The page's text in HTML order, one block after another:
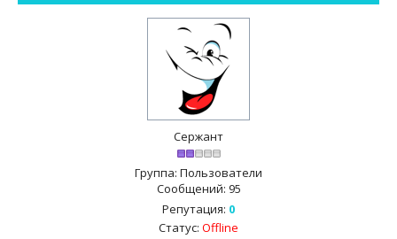
Сержант
Группа: Пользователи
Сообщений: 95
Репутация: 0
Статус: Offline